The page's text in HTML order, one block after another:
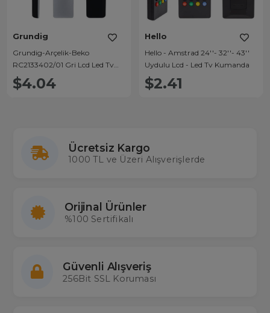
Grundig
Grundig-Arçelik-Beko
RC2133402/01 Gri Lcd Led Tv
Kumanda
$4.04
Hello
Hello - Amstrad 24''- 32''- 43''
Uydulu Lcd - Led Tv Kumanda
$2.41
Ücretsiz Kargo
1000 TL ve Üzeri Alışverişlerde
Orijinal Ürünler
%100 Sertifikalı
Güvenli Alışveriş
256Bit SSL Koruması